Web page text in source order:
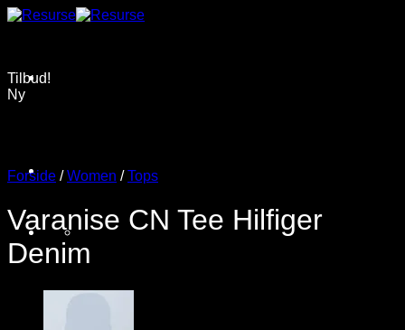
Fortsæt
Tilbud!
Ny
Forside / Women / Tops
Varanise CN Tee Hilfiger
Denim